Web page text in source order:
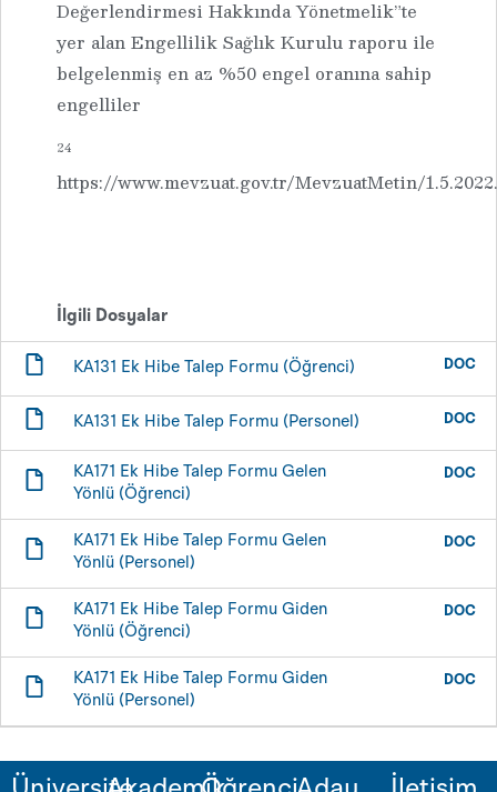
Değerlendirmesi Hakkında Yönetmelik”te
yer alan Engellilik Sağlık Kurulu raporu ile
belgelenmiş en az %50 engel oranına sahip
engelliler
24
https://www.mevzuat.gov.tr/MevzuatMetin/
İlgili Dosyalar
KA131 Ek Hibe Talep Formu (Öğrenci) DOC
KA131 Ek Hibe Talep Formu (Personel) DOC
KA171 Ek Hibe Talep Formu Gelen
Yönlü (Öğrenci)
DOC
KA171 Ek Hibe Talep Formu Gelen
Yönlü (Personel)
DOC
KA171 Ek Hibe Talep Formu Giden
Yönlü (Öğrenci)
DOC
KA171 Ek Hibe Talep Formu Giden
Yönlü (Personel)
DOC